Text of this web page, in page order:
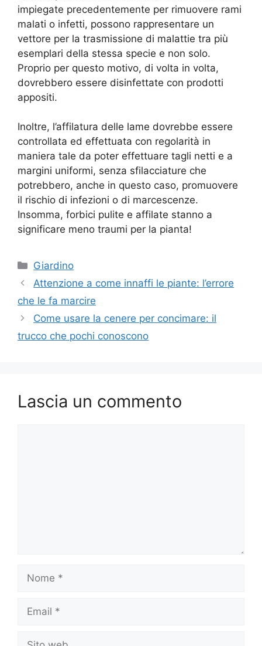
impiegate precedentemente per rimuovere rami
malati o infetti, possono rappresentare un
vettore per la trasmissione di malattie tra più
esemplari della stessa specie e non solo.
Proprio per questo motivo, di volta in volta,
dovrebbero essere disinfettate con prodotti
appositi.
Inoltre, l’affilatura delle lame dovrebbe essere
controllata ed effettuata con regolarità in
maniera tale da poter effettuare tagli netti e a
margini uniformi, senza sfilacciature che
potrebbero, anche in questo caso, promuovere
il rischio di infezioni o di marcescenze.
Insomma, forbici pulite e affilate stanno a
significare meno traumi per la pianta!
Categorie
Giardino
Attenzione a come innaffi le piante: l’errore
che le fa marcire
Come usare la cenere per concimare: il
trucco che pochi conoscono
Lascia un commento
Nome
Email
Sito